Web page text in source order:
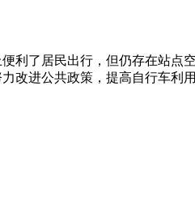
了居民出行，但仍存在站点
改进公共政策，提高自行车